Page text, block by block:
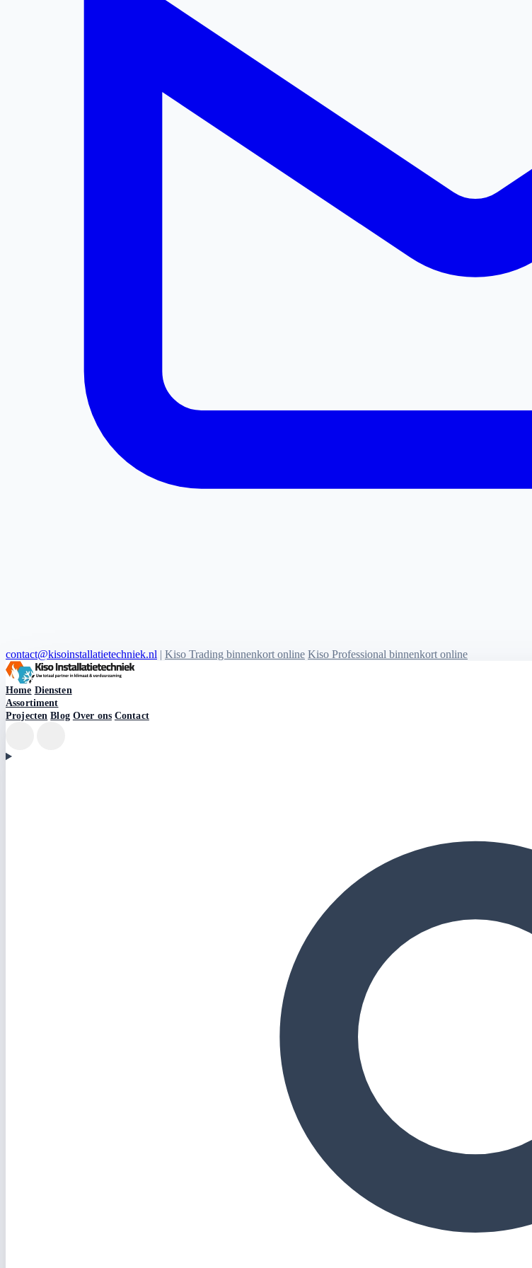
contact@kisoinstallatietechniek.nl | Kiso Trading binnenkort online Kiso Professional binnenkort online
Kiso Installatietechniek logo
Home Diensten
Assortiment
Projecten Blog Over ons Contact